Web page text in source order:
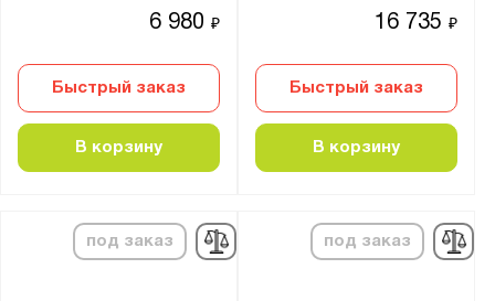
6 980₽
Быстрый заказ
В корзину
16 735₽
Быстрый заказ
В корзину
под заказ под заказ